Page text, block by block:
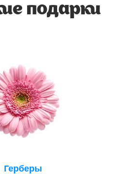
подарки
Герберы